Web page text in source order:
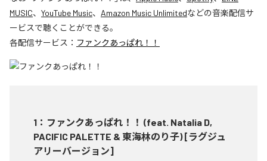
MUSIC、 YouTube Music、 Amazon Music Unlimitedなどの音楽配信サ
ービスで聴くことができる。
各配信サービス： ファンクあっぱれ！！
1 ： ファンクあっぱれ！！ (feat. Natalia D,
PACIFIC PALETTE & 東海林のり子) [ラグジュ
アリーバージョン]